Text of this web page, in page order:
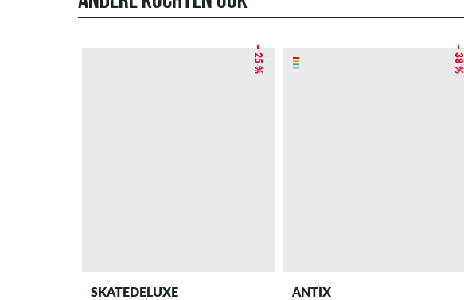
– 25 %
SKATEDELUXE
– 38 %
ANTIX